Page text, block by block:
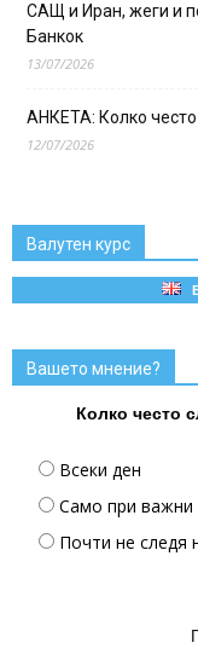
САЩ и Иран, жеги и
Банкок
13/07/2026
АНКЕТА: Колко
12/07/2026
Валутен курс
Вашето мнение?
Колко често
Всеки ден
Само при важни
Почти не следя